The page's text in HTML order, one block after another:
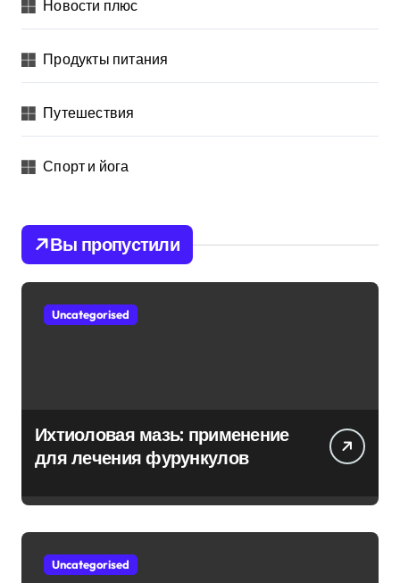
Новости плюс
Продукты питания
Путешествия
Спорт и йога
Вы пропустили
Uncategorised
Ихтиоловая мазь: применение
для лечения фурункулов
Uncategorised